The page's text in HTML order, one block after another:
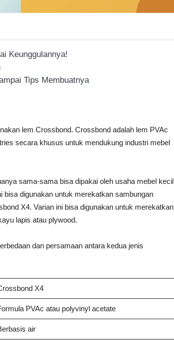
Keunggulannya!
Tips Membuatnya
lem Crossbond. Crossbond adalah lem PVAc
secara khusus untuk mendukung industri mebel
sama-sama bisa dipakai oleh usaha mebel kecil
bisa digunakan untuk merekatkan sambungan
X4. Varian ini bisa digunakan untuk merekatkan
lapis atau plywood.
dan persamaan antara kedua jenis
X4
PVAc atau polyvinyl acetate
air